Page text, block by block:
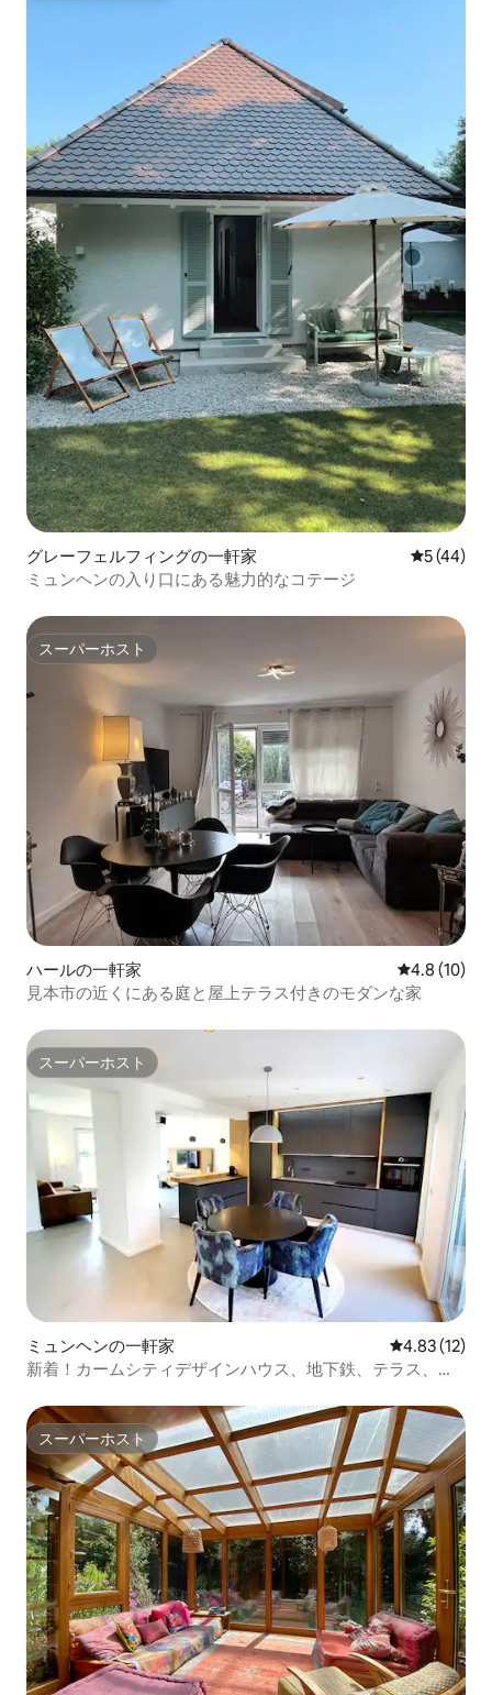
グレーフェルフィングの一軒家 レビュー
5 (44)
ミュンヘンの入り口にある魅力的なコテージ
スーパーホスト
スーパーホスト
ハールの一軒家 レビュー10
4.8 (10)
見本市の近くにある庭と屋上テラス付きのモダンな家
スーパーホスト
スーパーホスト
ミュンヘンの一軒家 レビュー12
4.83 (12)
新着！カームシティデザインハウス、地下鉄、テラス、オ
スーパーホスト
スーパーホスト